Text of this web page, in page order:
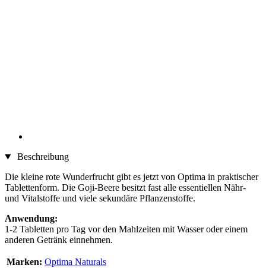
Beschreibung
Die kleine rote Wunderfrucht gibt es jetzt von Optima in praktischer
Tablettenform. Die Goji-Beere besitzt fast alle essentiellen Nähr-
und Vitalstoffe und viele sekundäre Pflanzenstoffe.
Anwendung:
1-2 Tabletten pro Tag vor den Mahlzeiten mit Wasser oder einem
anderen Getränk einnehmen.
Marken: Optima Naturals